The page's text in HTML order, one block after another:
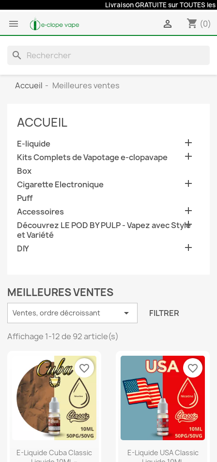
Livraison GRATUITE sur TOUTES
 shopping_cart (0)

search
Accueil Meilleures ventes
ACCUEIL
E-liquide 
Kits Complets de Vapotage e-clopavape 
Box
Cigarette Electronique

Puff
Accessoires

Découvrez LE POD BY PULP - Vapez avec Style
et Variété

DIY 
MEILLEURES VENTES
Ventes, ordre décroissant  FILTRER
Affichage 1-12 de 92 article(s)
E-Liquide Cuba Classic
favorite_border
E-Liquide USA Classic
favorite_border